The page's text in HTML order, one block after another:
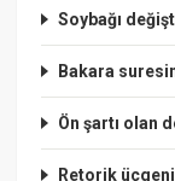
Soybağı
Bakara
Ön şartı olan
Retorik